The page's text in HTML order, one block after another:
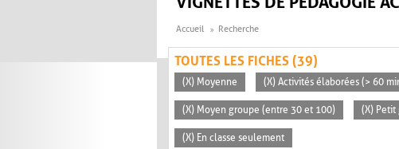
Accueil Recherche
TOUTES LES FICHES (39)
(X) Moyenne (X) Activités élaborées (> 60
(X) Moyen groupe (entre 30 et 100) (X) Petit
(X) En classe seulement